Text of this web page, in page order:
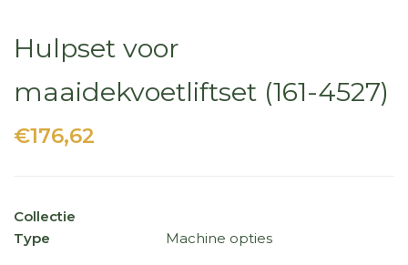
Hulpset voor
maaidekvoetliftset (161-4527)
€176,62
Collectie
Type
Machine opties